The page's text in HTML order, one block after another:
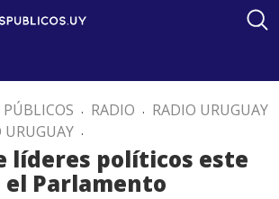
. RADIO . RADIO URUGUAY
.
líderes políticos este
Parlamento